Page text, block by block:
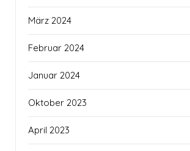
März 2024
Februar 2024
Januar 2024
Oktober 2023
April 2023